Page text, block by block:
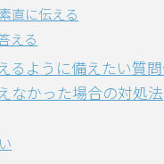
直に伝える
える
るように備えたい質
なかった場合の対処法